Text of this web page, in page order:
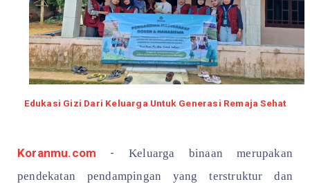
Edukasi Gizi Dari Keluarga Untuk Generasi Remaja Sehat
Koranmu.com - Keluarga binaan merupakan
pendekatan pendampingan yang terstruktur dan